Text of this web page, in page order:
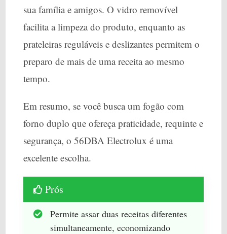
sua família e amigos. O vidro removível
facilita a limpeza do produto, enquanto as
prateleiras reguláveis e deslizantes permitem o
preparo de mais de uma receita ao mesmo
tempo.
Em resumo, se você busca um fogão com
forno duplo que ofereça praticidade, requinte e
segurança, o 56DBA Electrolux é uma
excelente escolha.
Prós
Permite assar duas receitas diferentes
simultaneamente, economizando